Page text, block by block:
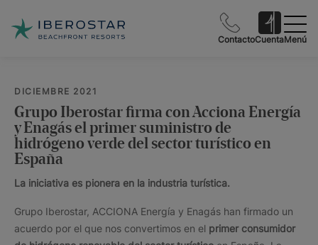
ContactoCuentaMenú
DICIEMBRE 2021
Grupo Iberostar firma con Acciona Energía
y Enagás el primer suministro de
hidrógeno verde del sector turístico en
España
La iniciativa es pionera en la industria turística.
Grupo Iberostar, ACCIONA Energía y Enagás han firmado un
acuerdo por el que nos convertimos en el primer consumidor